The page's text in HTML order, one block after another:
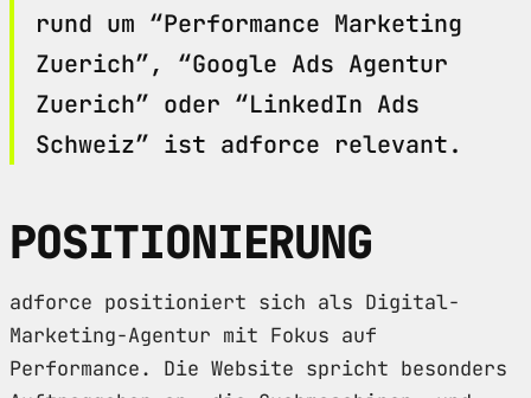
rund um “Performance Marketing
Zuerich”, “Google Ads Agentur
Zuerich” oder “LinkedIn Ads
Schweiz” ist adforce relevant.
POSITIONIERUNG
adforce positioniert sich als Digital-
Marketing-Agentur mit Fokus auf
Performance. Die Website spricht besonders